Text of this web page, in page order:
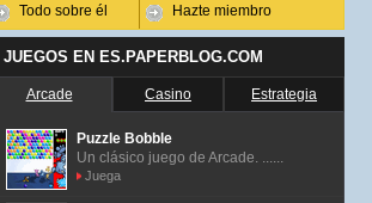
Todo sobre él Hazte miembro
JUEGOS EN ES.PAPERBLOG.COM
Arcade Casino Estrategia
Puzzle Bobble
Un clásico juego de Arcade. ......
Juega